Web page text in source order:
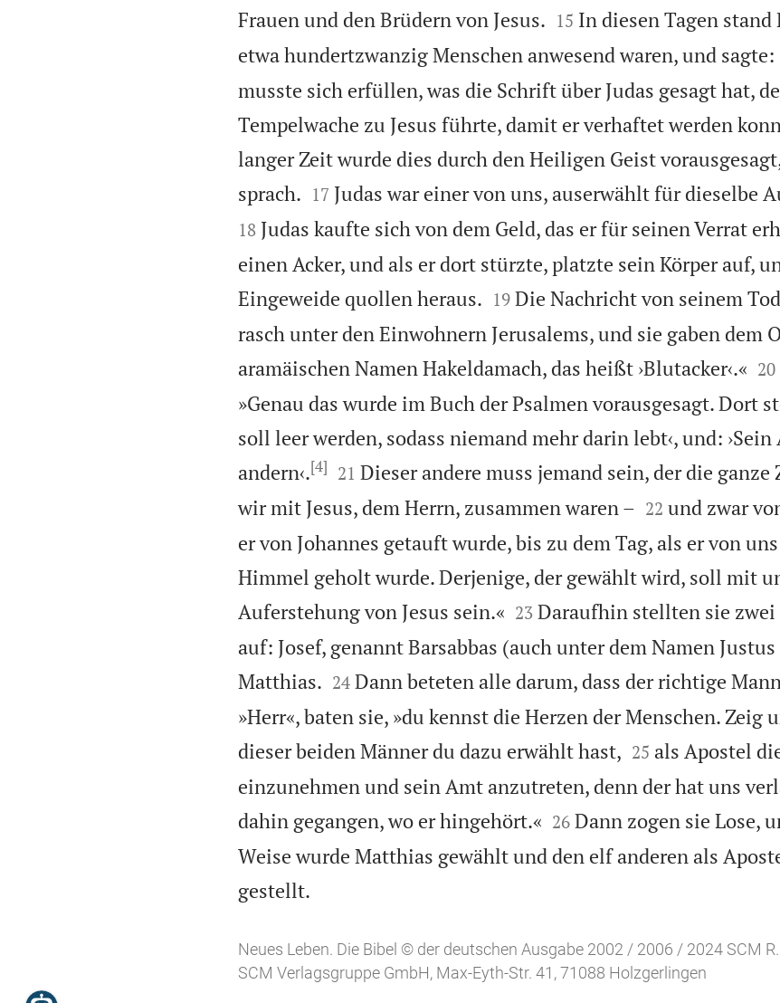
Frauen und den Brüdern von Jesus.
15 In diesen Tagen stand
etwa hundertzwanzig Menschen anwesend waren, und sagte:
musste sich erfüllen, was die Schrift über Judas gesagt hat,
Tempelwache zu Jesus führte, damit er verhaftet werden
langer Zeit wurde dies durch den Heiligen Geist
sprach.
17 Judas war einer von uns, auserwählt für dieselbe
18 Judas kaufte sich von dem Geld, das er für seinen Verrat
einen Acker, und als er dort stürzte, platzte sein Körper auf,
Eingeweide quollen heraus.
19 Die Nachricht von seinem
rasch unter den Einwohnern Jerusalems, und sie gaben dem
aramäischen Namen Hakeldamach, das heißt ›Blutacker‹.«
20
»Genau das wurde im Buch der Psalmen vorausgesagt. Dort
soll leer werden, sodass niemand mehr darin lebt‹, und:
andern‹.[4]
21 Dieser andere muss jemand sein, der die ganze
wir mit Jesus, dem Herrn, zusammen waren –
22 und zwar
er von Johannes getauft wurde, bis zu dem Tag, als er von
Himmel geholt wurde. Derjenige, der gewählt wird, soll mit
Auferstehung von Jesus sein.«
23 Daraufhin stellten sie zwei
auf: Josef, genannt Barsabbas (auch unter dem Namen
Matthias.
24 Dann beteten alle darum, dass der richtige
»Herr«, baten sie, »du kennst die Herzen der Menschen. Zeig
dieser beiden Männer du dazu erwählt hast, 

25 als Apostel
einzunehmen und sein Amt anzutreten, denn der hat uns
dahin gegangen, wo er hingehört.«
26 Dann zogen sie Lose,
Weise wurde Matthias gewählt und den elf anderen als
gestellt.
Neues Leben. Die Bibel © der deutschen Ausgabe 2002 / 2006 / 2024 SCM
SCM Verlagsgruppe GmbH, Max-Eyth-Str. 41, 71088 Holzgerlingen